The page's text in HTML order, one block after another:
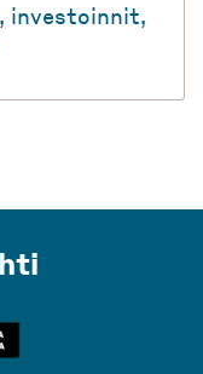
, investoinnit,